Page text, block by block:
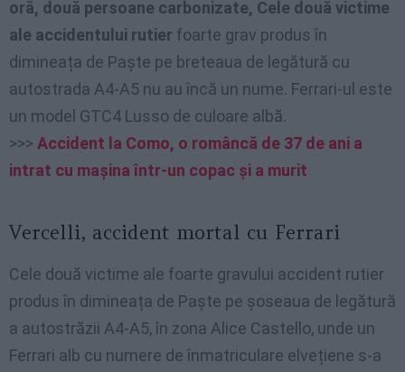
oră, două persoane carbonizate, Cele două victime
ale accidentului rutier foarte grav produs în
dimineața de Paște pe breteaua de legătură cu
autostrada A4-A5 nu au încă un nume. Ferrari-ul este
un model GTC4 Lusso de culoare albă.
>>> Accident la Como, o româncă de 37 de ani a
intrat cu mașina într-un copac și a murit
Vercelli, accident mortal cu Ferrari
Cele două victime ale foarte gravului accident rutier
produs în dimineața de Paște pe șoseaua de legătură
a autostrăzii A4-A5, în zona Alice Castello, unde un
Ferrari alb cu numere de înmatriculare elvețiene s-a